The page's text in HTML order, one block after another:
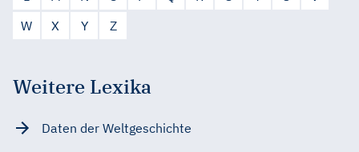
W
X Y Z
Weitere Lexika
Daten der Weltgeschichte